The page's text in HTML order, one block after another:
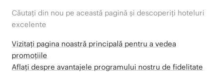
Căutați din nou pe această pagină și descoperiți hoteluri
excelente
Vizitați pagina noastră principală pentru a vedea
promoțiile
Aflați despre avantajele programului nostru de fidelitate